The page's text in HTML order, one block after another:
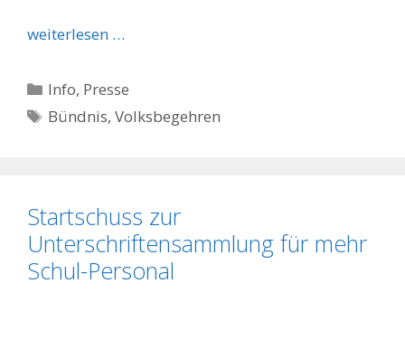
weiterlesen …
Kategorien
Info, Presse
Schlagwörter
Bündnis,Volksbegehren
Startschuss zur
Unterschriftensammlung für mehr
Schul-Personal